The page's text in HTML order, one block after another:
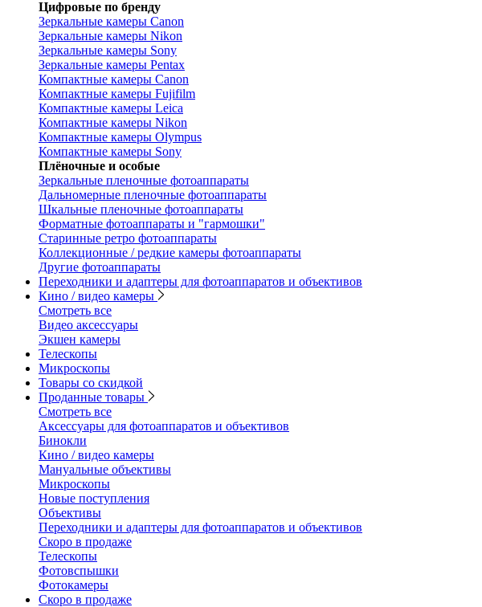
Цифровые по бренду
Зеркальные камеры Canon
Зеркальные камеры Nikon
Зеркальные камеры Sony
Зеркальные камеры Pentax
Компактные камеры Canon
Компактные камеры Fujifilm
Компактные камеры Leica
Компактные камеры Nikon
Компактные камеры Olympus
Компактные камеры Sony
Плёночные и особые
Зеркальные пленочные фотоаппараты
Дальномерные пленочные фотоаппараты
Шкальные пленочные фотоаппараты
Форматные фотоаппараты и "гармошки"
Старинные ретро фотоаппараты
Коллекционные / редкие камеры фотоаппараты
Другие фотоаппараты
Переходники и адаптеры для фотоаппаратов и объективов
Кино / видео камеры
Смотреть все
Видео аксессуары
Экшен камеры
Телескопы
Микроскопы
Товары со скидкой
Проданные товары
Смотреть все
Аксессуары для фотоаппаратов и объективов
Бинокли
Кино / видео камеры
Мануальные объективы
Микроскопы
Новые поступления
Объективы
Переходники и адаптеры для фотоаппаратов и объективов
Скоро в продаже
Телескопы
Фотовспышки
Фотокамеры
Скоро в продаже